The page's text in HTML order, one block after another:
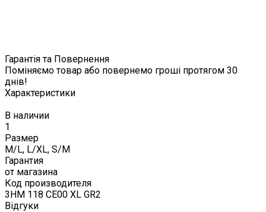
Гарантія та Повернення
Поміняємо товар або повернемо гроші протягом 30
днів!
Характеристики
В наличии
1
Размер
M/L, L/XL, S/M
Гарантия
от магазина
Код производителя
3HM 118 CE00 XL GR2
Відгуки